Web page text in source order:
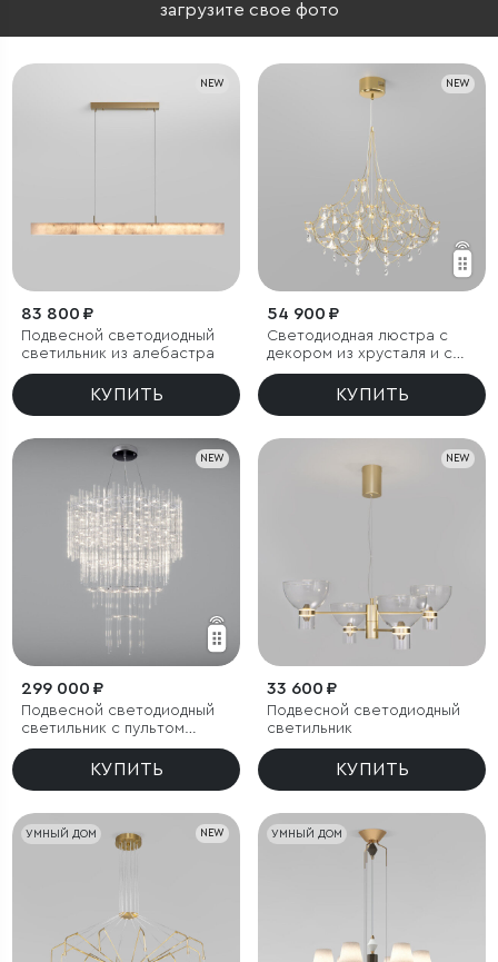
загрузите свое фото
NEW
83 800 ₽
Подвесной светодиодный
светильник из алебастра
КУПИТЬ
NEW
54 900 ₽
Светодиодная люстра с
декором из хрусталя и с
пультом дистанционного
управленияКУПИТЬ
NEW
299 000 ₽
Подвесной светодиодный
светильник с пультом
управления
КУПИТЬ
NEW
33 600 ₽
Подвесной светодиодный
светильник
КУПИТЬ
УМНЫЙ ДОМ NEW УМНЫЙ ДОМ